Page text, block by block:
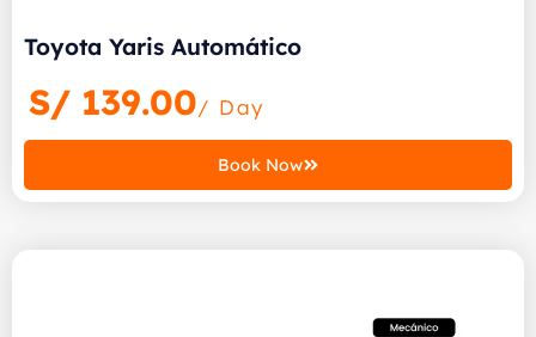
Toyota Yaris Automático
S/ 139.00/ Day
Book Now